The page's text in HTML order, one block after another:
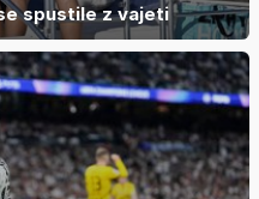
spustile z vajeti